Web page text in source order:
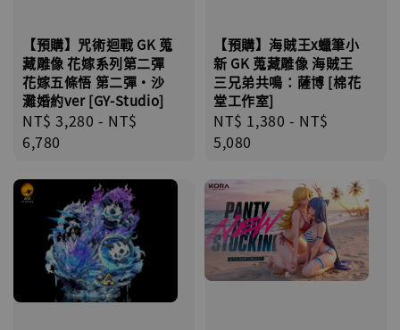
【預購】咒術迴戰 GK 蒐
藏雕像 花嫁系列第二彈
花嫁五條悟 第二彈·沙
灘婚約ver [GY-Studio]
Regular
price
NT$ 3,280 - NT$
6,780
【預購】海賊王x蠟筆小
新 GK 蒐藏雕像 海賊王
三兄弟共鳴：薩博 [棉花
堂工作室]
Regular
price
NT$ 1,380 - NT$
5,080